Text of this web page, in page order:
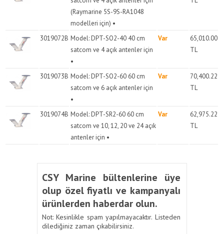
(Raymarine 5S-9S-RA1048
modelleri için) •
3019072B Model: DPT-SO2-40 40 cm
satcom ve 4 açık antenler için
•
Var
65,010.00
TL
3019073B Model: DPT-SO2-60 60 cm
satcom ve 6 açık antenler için
•
Var
70,400.22
TL
3019074B Model: DPT-SR2-60 60 cm
satcom ve 10, 12, 20 ve 24 açık
antenler için •
Var
62,975.22
TL
CSY Marine bültenlerine üye
olup özel fiyatlı ve kampanyalı
ürünlerden haberdar olun.
Not: Kesinlikle spam yapılmayacaktır. Listeden
dilediğiniz zaman çıkabilirsiniz.